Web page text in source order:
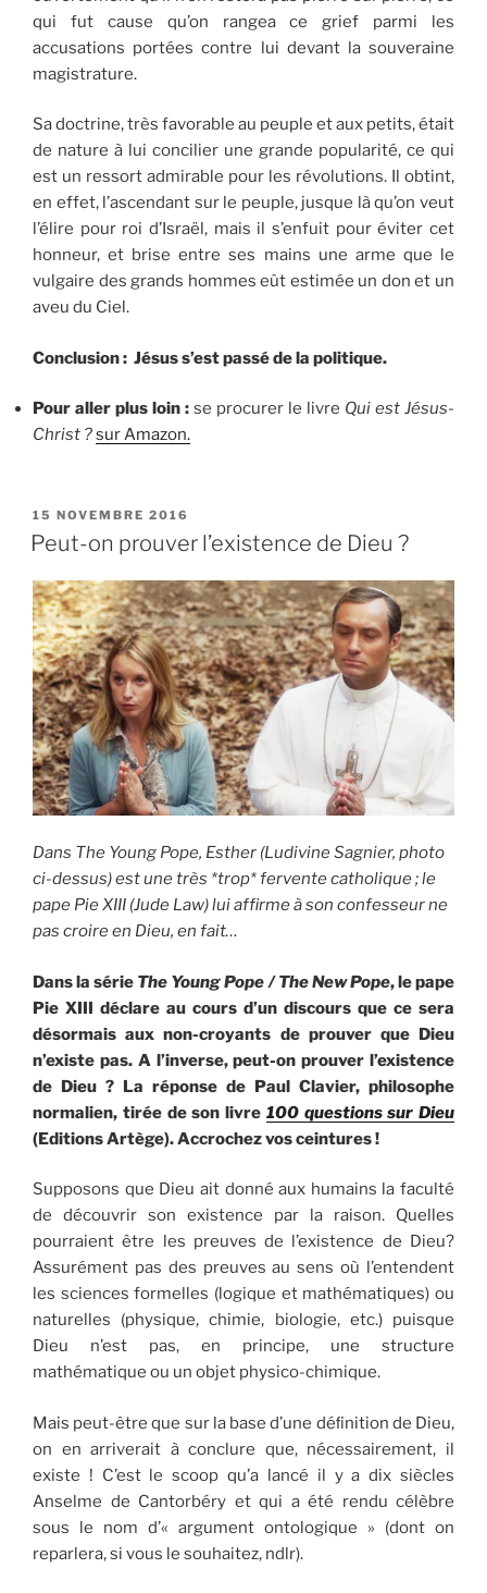
qui fut cause qu’on rangea ce grief parmi les
accusations portées contre lui devant la souveraine
magistrature.
Sa doctrine, très favorable au peuple et aux petits, était
de nature à lui concilier une grande popularité, ce qui
est un ressort admirable pour les révolutions. Il obtint,
en effet, l’ascendant sur le peuple, jusque là qu’on veut
l’élire pour roi d’Israël, mais il s’enfuit pour éviter cet
honneur, et brise entre ses mains une arme que le
vulgaire des grands hommes eût estimée un don et un
aveu du Ciel.
Conclusion : Jésus s’est passé de la politique.
Pour aller plus loin : se procurer le livre Qui est Jésus-
Christ ?sur Amazon.
PUBLIÉ
LE
15 NOVEMBRE 2016
Peut-on prouver l’existence de Dieu ?
Dans The Young Pope, Esther (Ludivine Sagnier, photo
ci-dessus) est une très *trop* fervente catholique ; le
pape Pie XIII (Jude Law) lui affirme à son confesseur ne
pas croire en Dieu, en fait…
Dans la série The Young Pope / The New Pope, le pape
Pie XIII déclare au cours d’un discours que ce sera
désormais aux non-croyants de prouver que Dieu
n’existe pas. A l’inverse, peut-on prouver l’existence
de Dieu ? La réponse de Paul Clavier, philosophe
normalien, tirée de son livre 100 questions sur Dieu
(Editions Artège). Accrochez vos ceintures !
Supposons que Dieu ait donné aux humains la faculté
de découvrir son existence par la raison. Quelles
pourraient être les preuves de l’existence de Dieu?
Assurément pas des preuves au sens où l’entendent
les sciences formelles (logique et mathématiques) ou
naturelles (physique, chimie, biologie, etc.) puisque
Dieu n’est pas, en principe, une structure
mathématique ou un objet physico-chimique.
Mais peut-être que sur la base d’une déﬁnition de Dieu,
on en arriverait à conclure que, nécessairement, il
existe ! C’est le scoop qu’a lancé il y a dix siècles
Anselme de Cantorbéry et qui a été rendu célèbre
sous le nom d’« argument ontologique » (dont on
reparlera, si vous le souhaitez, ndlr).